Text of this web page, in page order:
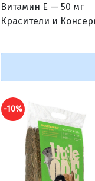
Витамин E — 50 мг
Красители и
-10%